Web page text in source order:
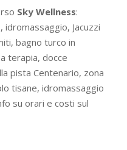
Sky Wellness:
Jacuzzi
bagno turco in
terapia, docce
pista Centenario, zona
tisane, idromassaggio
su orari e costi sul